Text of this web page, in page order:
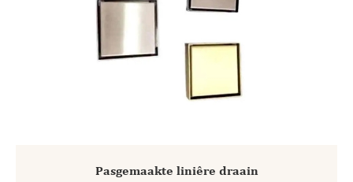
Pasgemaakte liniêre draain